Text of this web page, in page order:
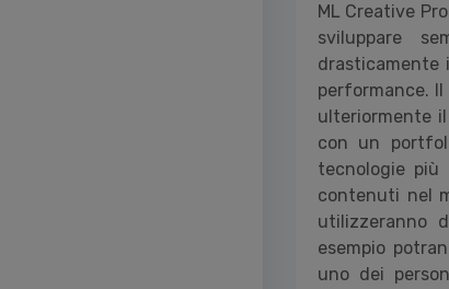
ML Creative
sviluppare
drasticamente
performance.
ulteriormente
con un
tecnologie
contenuti nel
utilizzeranno
esempio
uno dei